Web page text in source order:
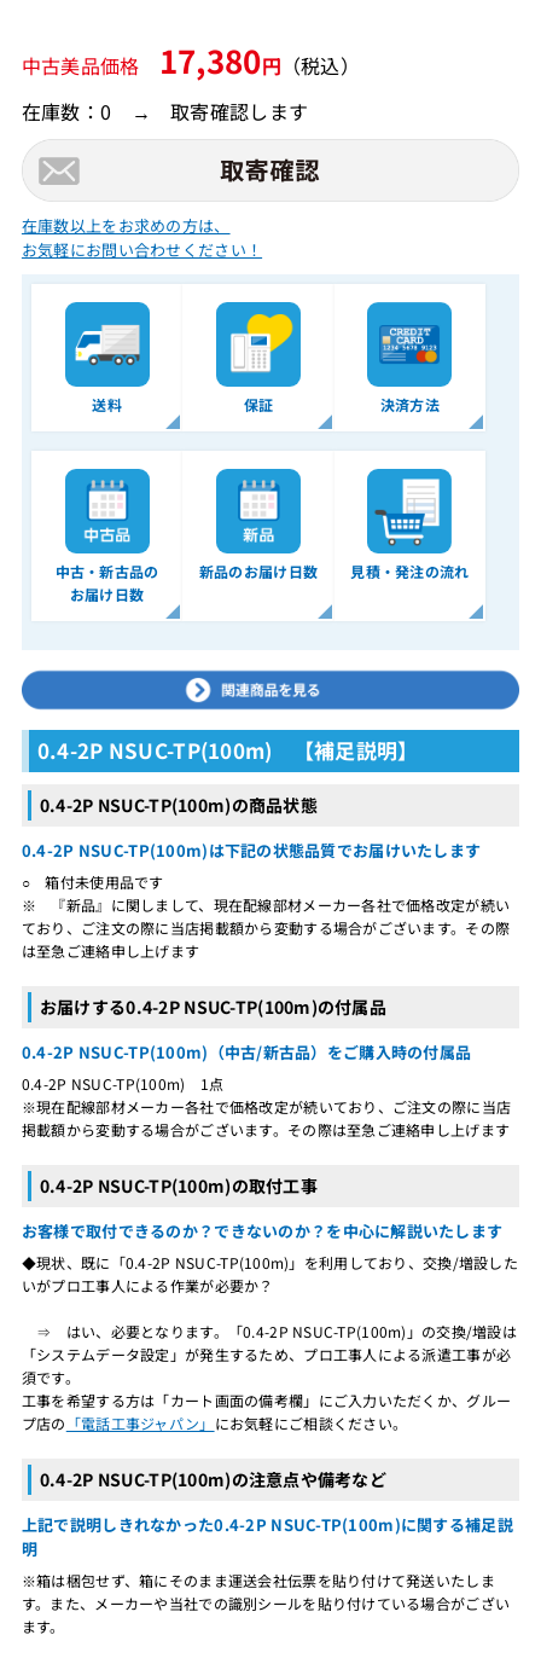
中古美品価格 17,380円 （税込）
在庫数：0 → 取寄確認します
在庫数以上をお求めの方は、
お気軽にお問い合わせください！
送料 保証 決済方法
中古・新古品の
お届け日数
新品のお届け日数 見積・発注の流れ
0.4-2P NSUC-TP(100m) 【補足説明】
0.4-2P NSUC-TP(100m)の商品状態
0.4-2P NSUC-TP(100m)は下記の状態品質でお届けいたします
○ 箱付未使用品です
※ 『新品』に関しまして、現在配線部材メーカー各社で価格改定が続い
ており、ご注文の際に当店掲載額から変動する場合がございます。その際
は至急ご連絡申し上げます
お届けする0.4-2P NSUC-TP(100m)の付属品
0.4-2P NSUC-TP(100m)（中古/新古品）をご購入時の付属品
0.4-2P NSUC-TP(100m) 1点
※現在配線部材メーカー各社で価格改定が続いており、ご注文の際に当店
掲載額から変動する場合がございます。その際は至急ご連絡申し上げます
0.4-2P NSUC-TP(100m)の取付工事
お客様で取付できるのか？できないのか？を中心に解説いたします
◆現状、既に「0.4-2P NSUC-TP(100m)」を利用しており、交換/増設した
いがプロ工事人による作業が必要か？
⇒ はい、必要となります。「0.4-2P NSUC-TP(100m)」の交換/増設は
「システムデータ設定」が発生するため、プロ工事人による派遣工事が必
須です。
工事を希望する方は「カート画面の備考欄」にご入力いただくか、グルー
プ店の 「電話工事ジャパン」 にお気軽にご相談ください。
0.4-2P NSUC-TP(100m)の注意点や備考など
上記で説明しきれなかった0.4-2P NSUC-TP(100m)に関する補足説
明
※箱は梱包せず、箱にそのまま運送会社伝票を貼り付けて発送いたしま
す。また、メーカーや当社での識別シールを貼り付けている場合がござい
ます。